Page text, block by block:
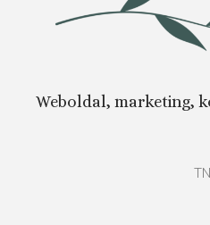
Weboldal, marketing,